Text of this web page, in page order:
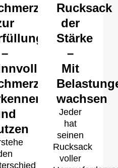
–
Rucksack
der
Stärke
–
Mit
wachsen
Jeder
hat
seinen
Rucksack
voller